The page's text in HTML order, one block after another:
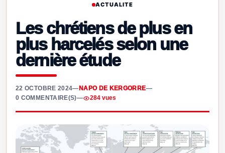
ACTUALITE
Les chrétiens de plus en
plus harcelés selon une
dernière étude
22 OCTOBRE 2024— NAPO DE KERGORRE—
0 COMMENTAIRE(S)— 284 vues